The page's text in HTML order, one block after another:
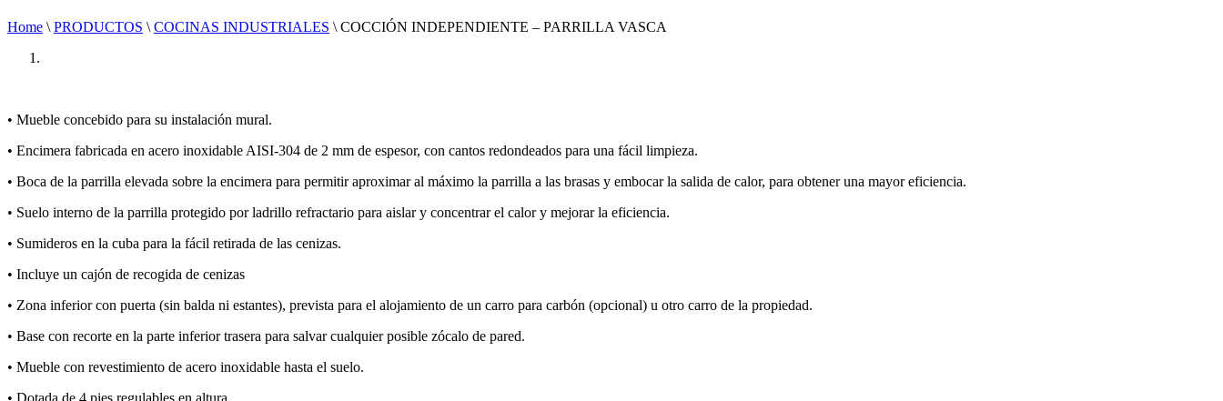
Home \ PRODUCTOS \ COCINAS INDUSTRIALES \ COCCIÓN INDEPENDIENTE – PARRILLA VASCA
• Mueble concebido para su instalación mural.
• Encimera fabricada en acero inoxidable AISI-304 de 2 mm de espesor, con cantos redondeados para una fácil limpieza.
• Boca de la parrilla elevada sobre la encimera para permitir aproximar al máximo la parrilla a las brasas y embocar la salida de calor, para obtener una mayor eficiencia.
• Suelo interno de la parrilla protegido por ladrillo refractario para aislar y concentrar el calor y mejorar la eficiencia.
• Sumideros en la cuba para la fácil retirada de las cenizas.
• Incluye un cajón de recogida de cenizas
• Zona inferior con puerta (sin balda ni estantes), prevista para el alojamiento de un carro para carbón (opcional) u otro carro de la propiedad.
• Base con recorte en la parte inferior trasera para salvar cualquier posible zócalo de pared.
• Mueble con revestimiento de acero inoxidable hasta el suelo.
• Dotada de 4 pies regulables en altura.